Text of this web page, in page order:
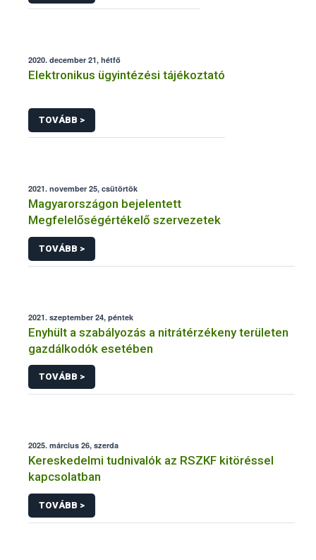
2020. december 21, hétfő
Elektronikus ügyintézési tájékoztató
TOVÁBB >
2021. november 25, csütörtök
Magyarországon bejelentett
Megfelelőségértékelő szervezetek
TOVÁBB >
2021. szeptember 24, péntek
Enyhült a szabályozás a nitrátérzékeny területen
gazdálkodók esetében
TOVÁBB >
2025. március 26, szerda
Kereskedelmi tudnivalók az RSZKF kitöréssel
kapcsolatban
TOVÁBB >